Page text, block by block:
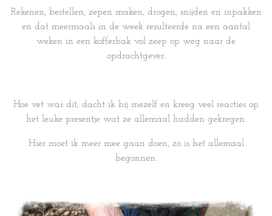
Rekenen, bestellen, zepen maken, drogen, snijden en inpakken
en dat meermaals in de week resulteerde na een aantal
weken in een kofferbak vol zeep op weg naar de
opdrachtgever.
Hoe vet was dit, dacht ik bij mezelf en kreeg veel reacties op
het leuke presentje wat ze allemaal hadden gekregen.
Hier moet ik meer mee gaan doen, zo is het allemaal
begonnen.